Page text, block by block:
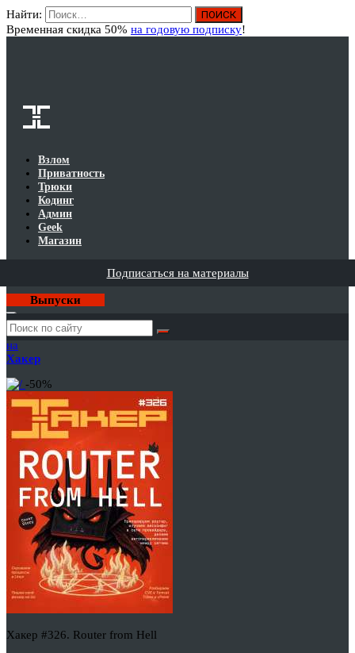
Найти:
Временная скидка 50% на годовую подписку!
Взлом
Приватность
Трюки
Кодинг
Админ
Geek
Магазин
Подписаться на материалы
Выпуски
Годовая
подписка
на
Хакер
-50%
Хакер #326. Router from Hell